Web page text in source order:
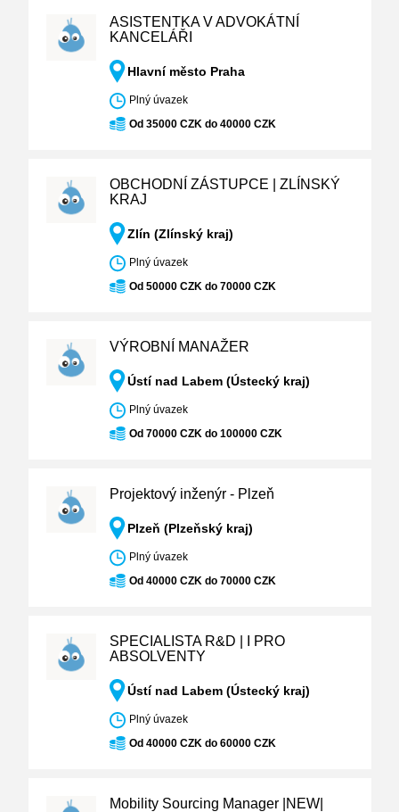
ASISTENTKA V ADVOKÁTNÍ
KANCELÁŘI
Hlavní město Praha
Plný úvazek
Od 35000 CZK do 40000 CZK
OBCHODNÍ ZÁSTUPCE | ZLÍNSKÝ
KRAJ
Zlín (Zlínský kraj)
Plný úvazek
Od 50000 CZK do 70000 CZK
VÝROBNÍ MANAŽER
Ústí nad Labem (Ústecký kraj)
Plný úvazek
Od 70000 CZK do 100000 CZK
Projektový inženýr - Plzeň
Plzeň (Plzeňský kraj)
Plný úvazek
Od 40000 CZK do 70000 CZK
SPECIALISTA R&D | I PRO
ABSOLVENTY
Ústí nad Labem (Ústecký kraj)
Plný úvazek
Od 40000 CZK do 60000 CZK
Mobility Sourcing Manager |NEW|